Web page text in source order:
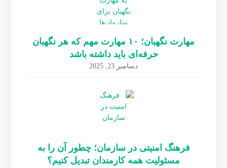
مهارت نگهبان؛ ۱۰ مهارت مهم که هر نگهبان
حرفه‌ای باید داشته باشد
دسامبر 23, 2025
فرهنگ امنیتی در سازمان؛ چطور آن را به
مسئولیت همه کارمندان تبدیل کنیم؟